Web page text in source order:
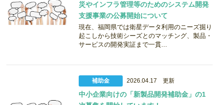
災やインフラ管理等のためのシステム開発
支援事業の公募開始について
現在、福岡県では衛星データ利用のニーズ掘り
起こしから技術シーズとのマッチング、製品・
サービスの開発実証まで一貫...
補助金 2026.04.17 更新
中小企業向けの「新製品開発補助金」の1